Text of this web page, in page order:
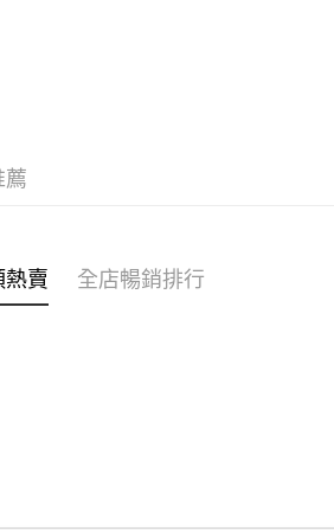
薦
賣 全店暢銷排行